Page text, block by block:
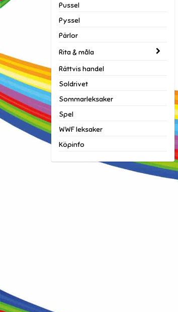
Pussel
Pyssel
Pärlor
Rita & måla
Rättvis handel
Soldrivet
Sommarleksaker
Spel
WWF leksaker
Köpinfo